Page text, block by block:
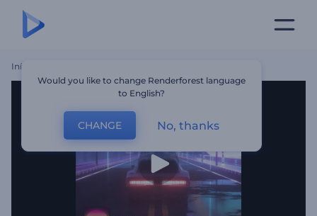
Início
Would you like to change Renderforest language
to English?
CHANGE No, thanks